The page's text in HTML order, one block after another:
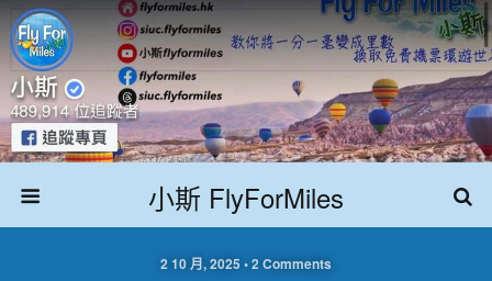
小斯 FlyForMiles
2 10 月, 2025 • 2 Comments